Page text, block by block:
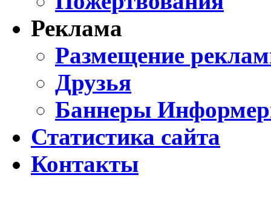
Реклама
Размещение
Друзья
Баннеры
Статистика сайта
Контакты